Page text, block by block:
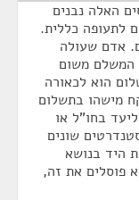
האלה נבנים
לתעופה כללית.
אדם שעולה
המשלם משום
הוא לכאורה
מישהו בתשלום
בחו"ל או
שונים
היד בנושא
פוסלים את זה,